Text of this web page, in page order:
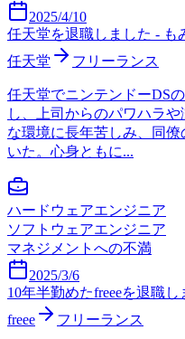
2025/4/10
任天堂を退職しました - も
任天堂
フリーランス
任天堂でニンテンドーDS
し、上司からのパワハラ
な環境に長年苦しみ、同
いた。心身ともに...
ハードウェアエンジニア
ソフトウェアエンジニア
マネジメントへの不満
2025/3/6
10年半勤めたfreeeを退職
freee
フリーランス